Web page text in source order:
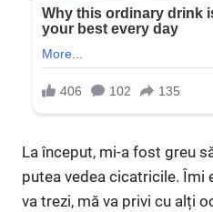
La început, mi-a fost greu
putea vedea cicatricile. Îmi
va trezi, mă va privi cu alți